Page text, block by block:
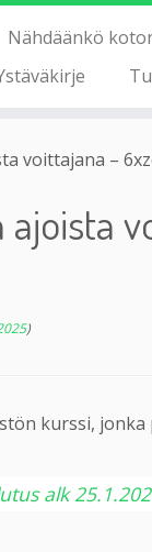
Nähdäänkö
voittajana –
)
kurssi,
alk